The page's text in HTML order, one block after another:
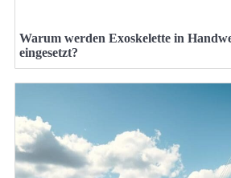
Warum werden Exoskelette in
eingesetzt?